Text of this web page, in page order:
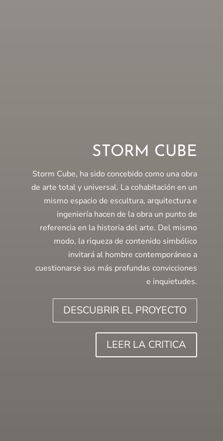
STORM CUBE
Storm Cube, ha sido concebido como una obra
de arte total y universal. La cohabitación en un
mismo espacio de escultura, arquitectura e
ingeniería hacen de la obra un punto de
referencia en la historia del arte. Del mismo
modo, la riqueza de contenido simbólico
invitará al hombre contemporáneo a
cuestionarse sus más profundas convicciones
e inquietudes.
DESCUBRIR EL PROYECTO
LEER LA CRITICA